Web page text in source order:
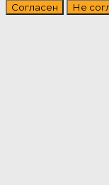
Согласен Не